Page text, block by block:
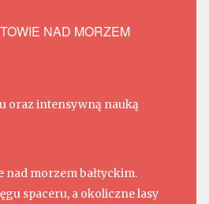
NAD MORZEM
oraz intensywną nauką
morzem bałtyckim.
spaceru, a okoliczne lasy